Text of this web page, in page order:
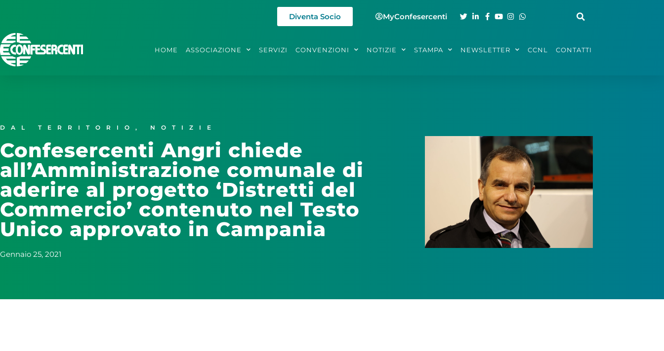
Diventa Socio MyConfesercenti
HOME ASSOCIAZIONE SERVIZI CONVENZIONI NOTIZIE STAMPA NEWSLETTER CCNL CONTATTI
DAL TERRITORIO , NOTIZIE
Confesercenti Angri chiede
all’Amministrazione comunale di
aderire al progetto ‘Distretti del
Commercio’ contenuto nel Testo
Unico approvato in Campania
Gennaio 25, 2021